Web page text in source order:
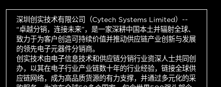
深圳创实技术有限公司（Cytech Systems Limited）--
“卓越分销，连接未来”，是一家深耕中国本土并辐射全球、
致力于为客户创造可持续价值并推动供应链产业创新与发展
的领先电子元器件分销商。
创实技术由电子信息技术和供应链分销行业资深人士共同创
办，以其在电子行业产业链数十年的行业经验，链接全球供
应链网络，成为高品质货源的有力支撑，并通过多元化的采